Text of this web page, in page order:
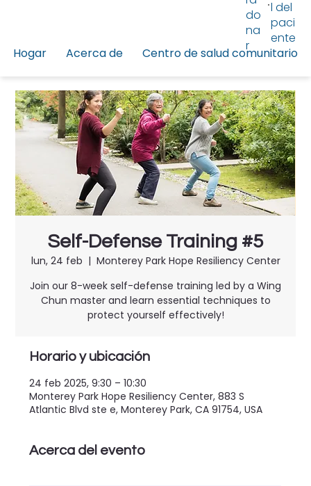
Hogar Acerca de Centro de salud comunitario
do
na
r
l del
paci
ente
Self-Defense Training #5
lun, 24 feb
  |
Monterey Park Hope Resiliency Center
Join our 8-week self-defense training led by a Wing
Chun master and learn essential techniques to
protect yourself effectively!​
Horario y ubicación
24 feb 2025, 9:30 – 10:30
Monterey Park Hope Resiliency Center, 883 S
Atlantic Blvd ste e, Monterey Park, CA 91754, USA
Acerca del evento